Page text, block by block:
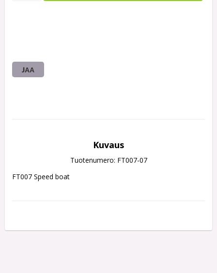
JAA
Kuvaus
Tuotenumero: FT007-07
FT007 Speed boat